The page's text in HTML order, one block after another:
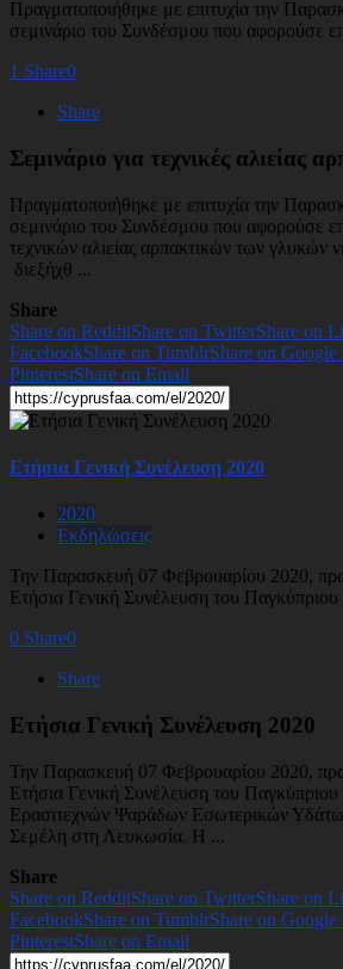
Πραγματοποιήθηκε με επιτυχία την
σεμινάριο του Συνδέσμου που αφορούσε
1 Share0
Share
Σεμινάριο για τεχνικές αλιείας
Πραγματοποιήθηκε με επιτυχία την
σεμινάριο του Συνδέσμου που αφορούσε
τεχνικών αλιείας αρπακτικών των γλυκών
διεξήχθ ...
Share
Share on RedditShare on TwitterShare on
FacebookShare on TumblrShare on Google
PinterestShare on Email
Ετήσια Γενική Συνέλευση 2020
2020
Εκδηλώσεις
Την Παρασκευή 07 Φεβρουαρίου 2020,
Ετήσια Γενική Συνέλευση του
0 Share0
Share
Ετήσια Γενική Συνέλευση 2020
Την Παρασκευή 07 Φεβρουαρίου 2020,
Ετήσια Γενική Συνέλευση του
Ερασιτεχνών Ψαράδων Εσωτερικών
Σεμέλη στη Λευκωσία. H ...
Share
Share on RedditShare on TwitterShare on
FacebookShare on TumblrShare on Google
PinterestShare on Email